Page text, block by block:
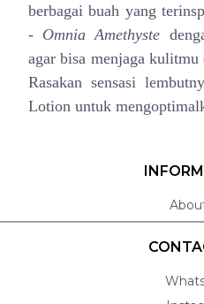
berbagai buah yang
- Omnia Amethyste
agar bisa menjaga kulitmu
Rasakan sensasi
Lotion untuk